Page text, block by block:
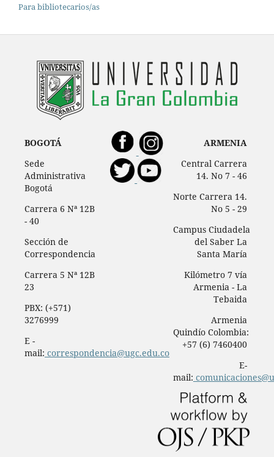
Para bibliotecarios/as
BOGOTÁ
Sede
Administrativa
Bogotá
Carrera 6 Nª 12B
- 40
Sección de
Correspondencia
Carrera 5 Nª 12B
23
PBX: (+571)
3276999
E -
mail: correspondencia@ugc.edu.co
ARMENIA
Central Carrera
14. No 7 - 46
Norte Carrera 14.
No 5 - 29
Campus Ciudadela
del Saber La
Santa María
Kilómetro 7 vía
Armenia - La
Tebaida
Armenia
Quindío Colombia:
+57 (6) 7460400
E-
mail: